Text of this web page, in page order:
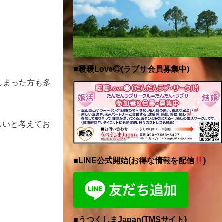
った方も多
と考えてお
■暖暖Love◎(ラブサ会員募集中)
■LINE公式開始(お得な情報を配信 )
■うつくしまJapan(TMSサイト)